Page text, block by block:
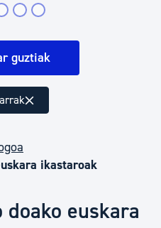
guztiak
ikastaroak
doako euskara